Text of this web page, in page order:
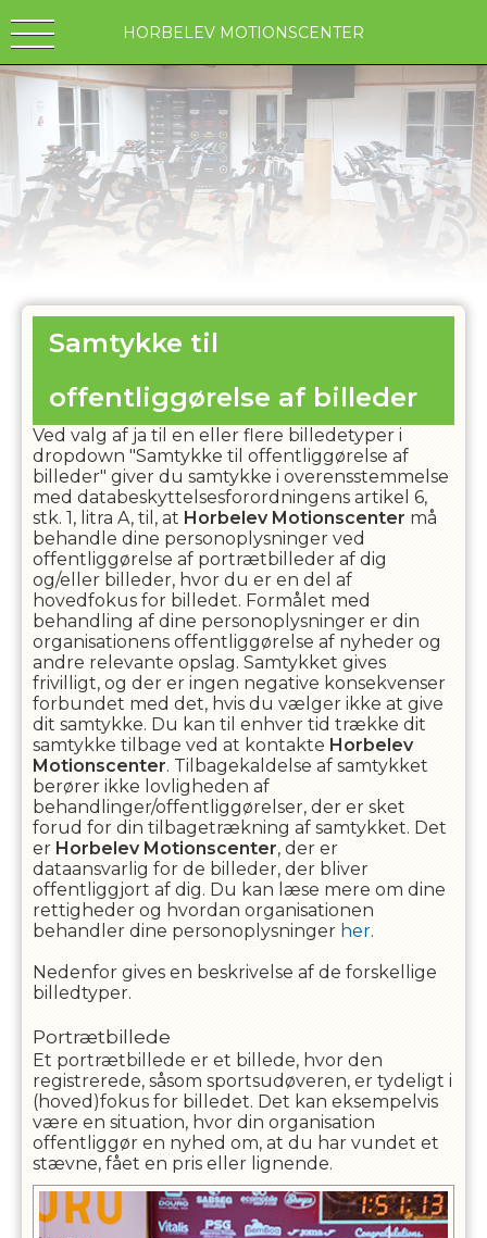
HORBELEV MOTIONSCENTER
Samtykke til
offentliggørelse af billeder
Ved valg af ja til en eller flere billedetyper i
dropdown "Samtykke til offentliggørelse af
billeder" giver du samtykke i overensstemmelse
med databeskyttelsesforordningens artikel 6,
stk. 1, litra A, til, at Horbelev Motionscenter må
behandle dine personoplysninger ved
offentliggørelse af portrætbilleder af dig
og/eller billeder, hvor du er en del af
hovedfokus for billedet. Formålet med
behandling af dine personoplysninger er din
organisationens offentliggørelse af nyheder og
andre relevante opslag. Samtykket gives
frivilligt, og der er ingen negative konsekvenser
forbundet med det, hvis du vælger ikke at give
dit samtykke. Du kan til enhver tid trække dit
samtykke tilbage ved at kontakte Horbelev
Motionscenter. Tilbagekaldelse af samtykket
berører ikke lovligheden af
behandlinger/offentliggørelser, der er sket
forud for din tilbagetrækning af samtykket. Det
er Horbelev Motionscenter, der er
dataansvarlig for de billeder, der bliver
offentliggjort af dig. Du kan læse mere om dine
rettigheder og hvordan organisationen
behandler dine personoplysninger her.
Nedenfor gives en beskrivelse af de forskellige
billedtyper.
Portrætbillede
Et portrætbillede er et billede, hvor den
registrerede, såsom sportsudøveren, er tydeligt i
(hoved)fokus for billedet. Det kan eksempelvis
være en situation, hvor din organisation
offentliggør en nyhed om, at du har vundet et
stævne, fået en pris eller lignende.